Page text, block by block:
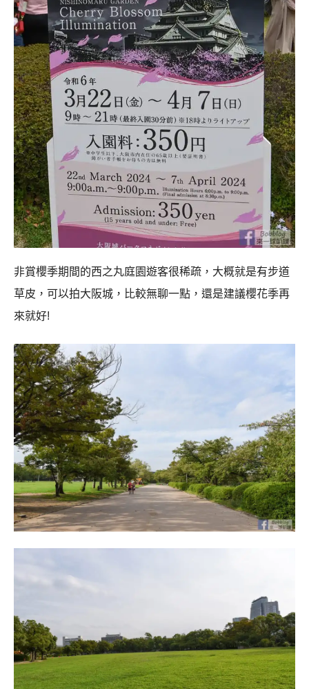
非賞櫻季期間的西之丸庭園遊客很稀疏，大概就是有步道
草皮，可以拍大阪城，比較無聊一點，還是建議櫻花季再
來就好!